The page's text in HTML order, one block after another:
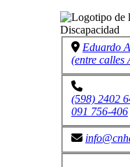
Eduardo
(entre calles
(598) 2402
091 756-406